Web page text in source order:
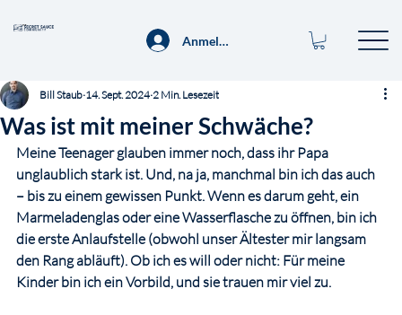
Anmelden
Was ist mit meiner Schwäche?
Bill Staub 14. Sept. 2024 2 Min. Lesezeit
Meine Teenager glauben immer noch, dass ihr Papa
unglaublich stark ist. Und, na ja, manchmal bin ich das auch
– bis zu einem gewissen Punkt. Wenn es darum geht, ein
Marmeladenglas oder eine Wasserflasche zu öffnen, bin ich
die erste Anlaufstelle (obwohl unser Ältester mir langsam
den Rang abläuft). Ob ich es will oder nicht: Für meine
Kinder bin ich ein Vorbild, und sie trauen mir viel zu.